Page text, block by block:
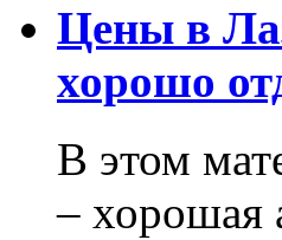
Цены в
хорошо
В этом
– хорошая